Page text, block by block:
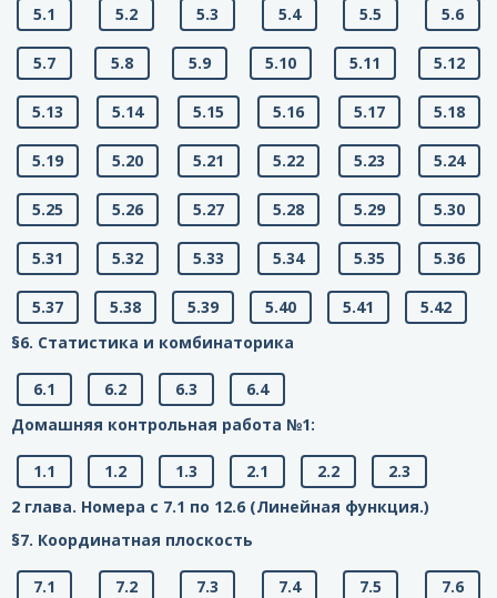
5.1 5.2 5.3 5.4 5.5 5.6
5.7 5.8 5.9 5.10 5.11 5.12
5.13 5.14 5.15 5.16 5.17 5.18
5.19 5.20 5.21 5.22 5.23 5.24
5.25 5.26 5.27 5.28 5.29 5.30
5.31 5.32 5.33 5.34 5.35 5.36
5.37 5.38 5.39 5.40 5.41
5.42
§6. Статистика и комбинаторика
6.1 6.2 6.3
6.4
Домашняя контрольная работа №1:
1.1 1.2 1.3 2.1 2.2
2.3
2 глава. Номера с 7.1 по 12.6 (Линейная функция.)
§7. Координатная плоскость
7.1 7.2 7.3 7.4 7.5 7.6